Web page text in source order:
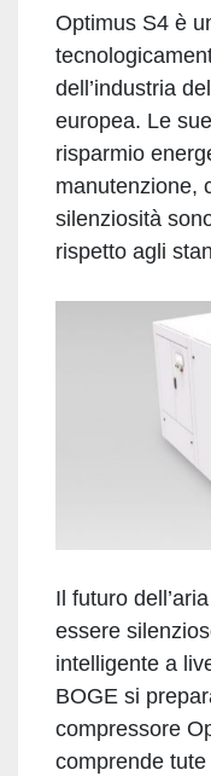
Optimus S4 è
dell’industria
europea. Le
risparmio
manutenzione,
silenziosità
rispetto agli
Il futuro
essere
intelligente a
BOGE si
compressore
comprende